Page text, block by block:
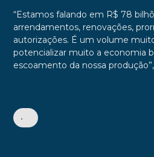
“Estamos falando em R$ 78
arrendamentos, renovações,
autorizações. É um volume
potencializar muito a economia
escoamento da nossa
•